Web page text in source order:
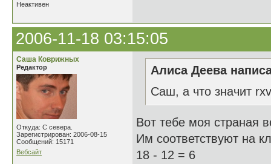
Неактивен
2006-11-18 03:15:05
Саша Коврижных
Редактор
Откуда: С севера.
Зарегистрирован: 2006-08-15
Сообщений: 15171
Вебсайт
Алиса Деева
Саш, а что значит
Вот тебе моя страная
Им соответствуют на
18 - 12 = 6